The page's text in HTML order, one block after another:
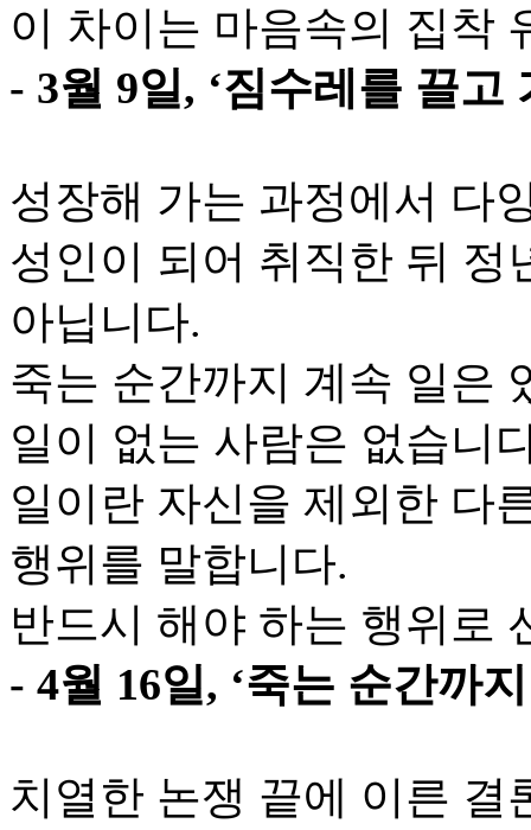
이 차이는 마음속의 집착
- 3월 9일, ‘짐수레를 끌고
성장해 가는 과정에서 다
성인이 되어 취직한 뒤 정
아닙니다.
죽는 순간까지 계속 일은
일이 없는 사람은 없습니
일이란 자신을 제외한 다
행위를 말합니다.
반드시 해야 하는 행위로
- 4월 16일, ‘죽는 순간까
치열한 논쟁 끝에 이른 결